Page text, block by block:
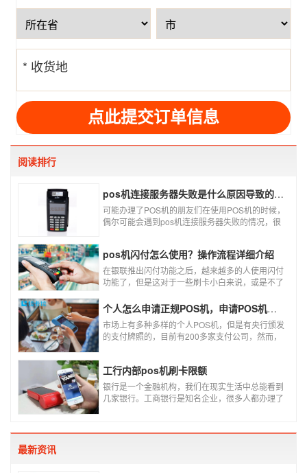
号
* 收货地
址
阅读排行
pos机连接服务器失败是什么原因导致的？附解决办法
可能办理了POS机的朋友们在使用POS机的时候，
偶尔可能会遇到pos机连接服务器失败的情况，很
失败是什么原因导致的？以及出现这种情况又该如
何解决。
pos机闪付怎么使用？操作流程详细介绍
在银联推出闪付功能之后，越来越多的人使用闪付
功能了，但是这对于一些刷卡小白来说，或是不了
闪付功能，因此，针对这种情况，下面小编就来给
大家讲一讲POS机闪付怎么挥卡操作交易。
个人怎么申请正规POS机，申请POS机需要注意什么？
市场上有多种多样的个人POS机，但是有央行颁发
的支付牌照的，目前有200多家支付公司，然而，
就很危险了，资金不到账、被盗刷的可能性大大增
加。
工行内部pos机刷卡限额
银行是一个金融机构，我们在现实生活中总能看到
几家银行。工商银行是知名企业，很多人都办理了
最新资讯